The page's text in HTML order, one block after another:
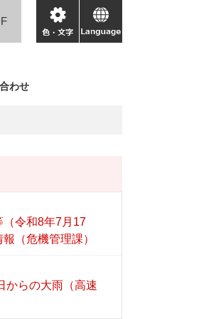
色・
文
language
わせ
（令和8年7月17
（危機管理課）
からの大雨（高速